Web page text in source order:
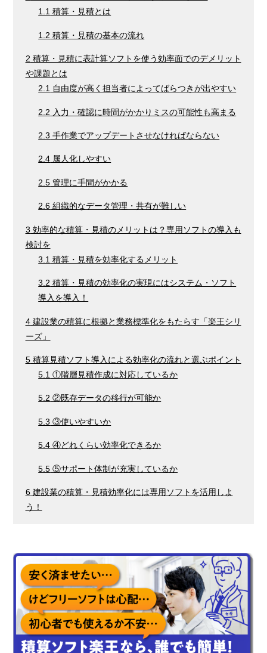
1.1 積算・見積とは
1.2 積算・見積の基本の流れ
2 積算・見積に表計算ソフトを使う効率面でのデメリット
や課題とは
2.1 自由度が高く担当者によってばらつきが出やすい
2.2 入力・確認に時間がかかりミスの可能性も高まる
2.3 手作業でアップデートさせなければならない
2.4 属人化しやすい
2.5 管理に手間がかかる
2.6 組織的なデータ管理・共有が難しい
3 効率的な積算・見積のメリットは？専用ソフトの導入も
検討を
3.1 積算・見積を効率化するメリット
3.2 積算・見積の効率化の実現にはシステム・ソフト
導入を導入！
4建設業の積算に根拠と業務標準化をもたらす「楽王シリ
ーズ」
5積算見積ソフト導入による効率化の流れと選ぶポイント
5.1 ①階層見積作成に対応しているか
5.2 ②既存データの移行が可能か
5.3 ③使いやすいか
5.4 ④どれくらい効率化できるか
5.5 ⑤サポート体制が充実しているか
6建設業の積算・見積効率化には専用ソフトを活用しよ
う！